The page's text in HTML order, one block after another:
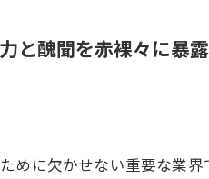
と醜聞を赤裸々に暴露
めに欠かせない重要な業